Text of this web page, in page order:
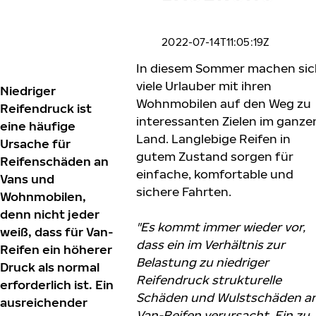
2022-07-14T11:05:19Z
Niedriger
Reifendruck ist
eine häufige
Ursache für
Reifenschäden an
Vans und
Wohnmobilen,
denn nicht jeder
weiß, dass für Van-
Reifen ein höherer
Druck als normal
erforderlich ist. Ein
ausreichender
In diesem Sommer machen
viele Urlauber mit ihren
Wohnmobilen auf den Weg zu
interessanten Zielen im
Land. Langlebige Reifen in
gutem Zustand sorgen für
einfache, komfortable und
sichere Fahrten.
"Es kommt immer wieder vor,
dass ein im Verhältnis zur
Belastung zu niedriger
Reifendruck strukturelle
Schäden und Wulstschäden